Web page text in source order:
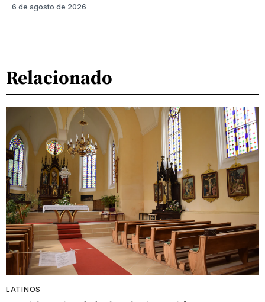
6 de agosto de 2026
Relacionado
LATINOS